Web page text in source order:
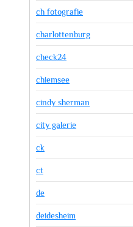
ch fotografie
charlottenburg
check24
chiemsee
cindy sherman
city galerie
ck
ct
de
deidesheim